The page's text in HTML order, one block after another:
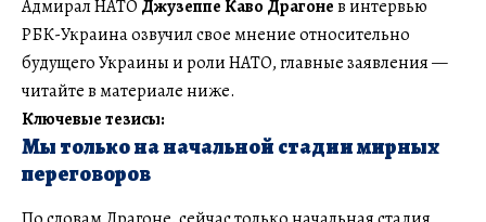
Адмирал НАТО Джузеппе Каво Драгонев интервью
РБК-Украина озвучил свое мнение относительно
будущего Украины и роли НАТО, главные заявления —
читайте в материале ниже.
Ключевые тезисы:
Мы только на начальной стадии мирных
переговоров